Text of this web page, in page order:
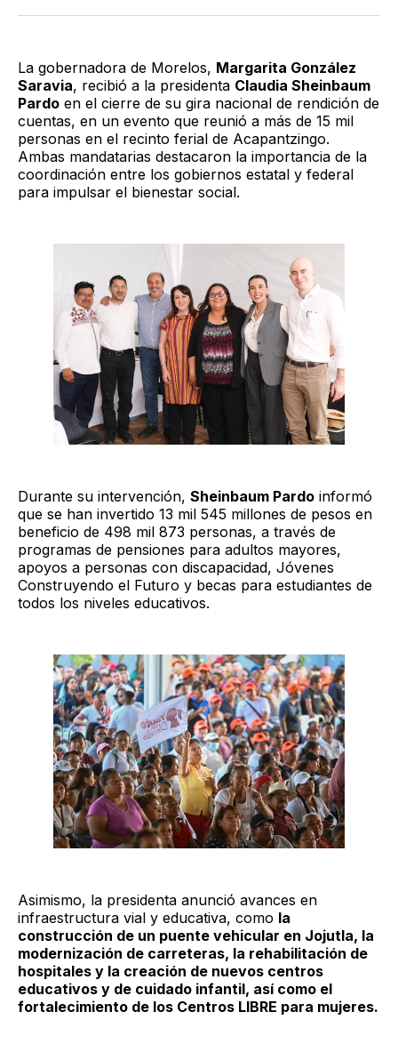
TwitterFacebook
LinkedIn
Email
La gobernadora de Morelos, Margarita González
Saravia, recibió a la presidenta Claudia Sheinbaum
Pardo en el cierre de su gira nacional de rendición de
cuentas, en un evento que reunió a más de 15 mil
personas en el recinto ferial de Acapantzingo.
Ambas mandatarias destacaron la importancia de la
coordinación entre los gobiernos estatal y federal
para impulsar el bienestar social.
Durante su intervención, Sheinbaum Pardo informó
que se han invertido 13 mil 545 millones de pesos en
beneficio de 498 mil 873 personas, a través de
programas de pensiones para adultos mayores,
apoyos a personas con discapacidad, Jóvenes
Construyendo el Futuro y becas para estudiantes de
todos los niveles educativos.
Asimismo, la presidenta anunció avances en
infraestructura vial y educativa, como la
construcción de un puente vehicular en Jojutla, la
modernización de carreteras, la rehabilitación de
hospitales y la creación de nuevos centros
educativos y de cuidado infantil, así como el
fortalecimiento de los Centros LIBRE para mujeres.